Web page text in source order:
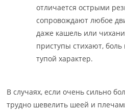
отличается острыми
сопровождают любое
даже кашель или
приступы стихают,
тупой характер.
В случаях, если очень сильно
трудно шевелить шеей и